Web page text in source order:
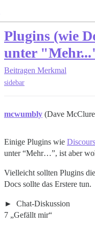
Plugins (wie
unter
Beitragen Merkmal
sidebar
mcwumbly (Dave
Einige Plugins wie
unter “Mehr…”, ist aber
Vielleicht sollten Plugins
Docs sollte das Erstere tun.
Chat-Diskussion
7 „Gefällt mir“